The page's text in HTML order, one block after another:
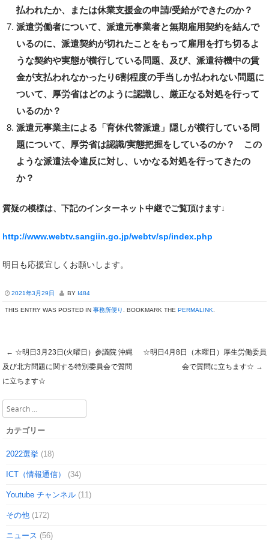
払われたか、または休業支援金の申請/受給ができたのか？
派遣労働者について、派遣元事業者と無期雇用契約を結んで
いるのに、派遣契約が切れたことをもって雇用を打ち切るよ
うな契約や実態が横行している問題、及び、派遣待機中の賃
金が支払われなかったり6割程度の手当しか払われない問題に
ついて、厚労省はどのように認識し、厳正なる対処を行って
いるのか？
派遣元事業主による「育休代替派遣」隠しが横行している問
題について、厚労省は認識/実態把握をしているのか？ この
ような派遣法令違反に対し、いかなる対処を行ってきたの
か？
質疑の模様は、下記のインターネット中継でご覧頂けます↓
http://www.webtv.sangiin.go.jp/webtv/sp/index.php
明日も応援宜しくお願いします。
2021年3月29日 BY I484
THIS ENTRY WAS POSTED IN 事務所便り . BOOKMARK THE PERMALINK
Post navigation
← ☆明日3月23日(火曜日）参議院 沖縄
及び北方問題に関する特別委員会で質問
に立ちます☆
☆明日4月8日（木曜日）厚生労働委員
会で質問に立ちます☆ →
Search
カテゴリー
2022選挙 (18)
ICT（情報通信） (34)
Youtube チャンネル (11)
その他 (172)
ニュース (56)